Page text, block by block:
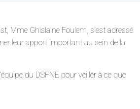
Mme Ghislaine Foulem, s’est adressé
leur apport important au sein de la
du DSFNE pour veiller à ce que